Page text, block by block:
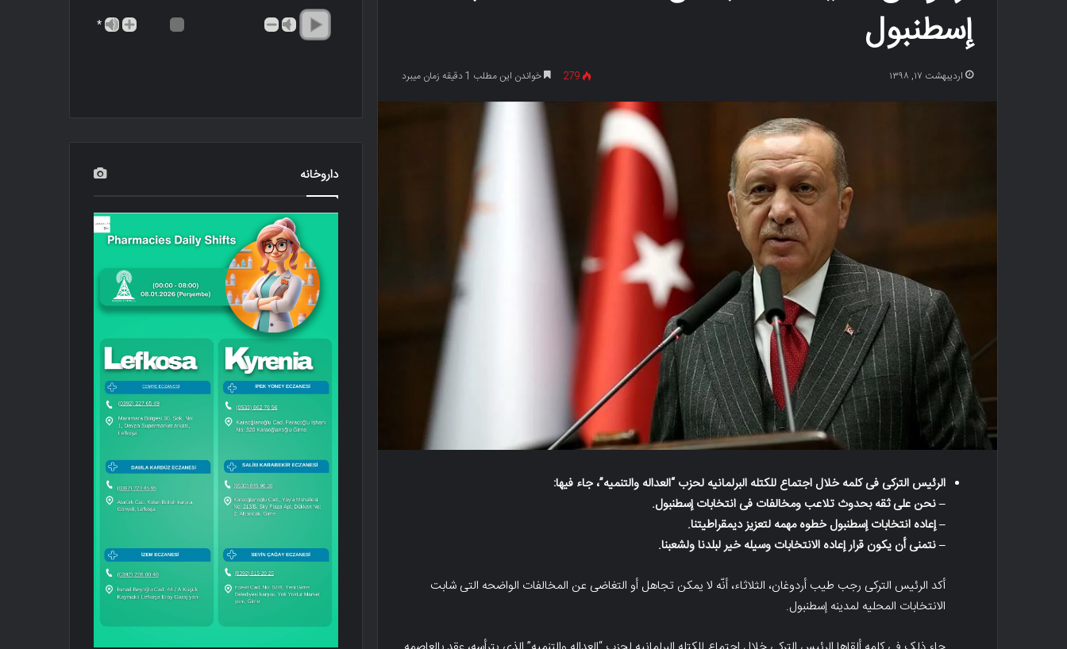
إسطنبول
اردیبهشت ۱۷, ۱۳۹۸ 279 خواندن این مطلب 1 دقیقه زمان میبرد
الرئیس الترکی فی کلمه خلال اجتماع للکتله البرلمانیه لحزب “العداله والتنمیه”، جاء فیها:
– نحن على ثقه بحدوث تلاعب ومخالفات فی انتخابات إسطنبول.
– إعاده انتخابات إسطنبول خطوه مهمه لتعزیز دیمقراطیتنا.
– نتمنى أن یکون قرار إعاده الانتخابات وسیله خیر لبلدنا ولشعبنا.
أکد الرئیس الترکی رجب طیب أردوغان، الثلاثاء، أنّه لا یمکن تجاهل أو التغاضی عن المخالفات الواضحه التی شابت
الانتخابات المحلیه لمدینه إسطنبول.
*
داروخانه